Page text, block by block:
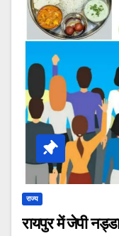
राज्य
रायपुर में जेपी